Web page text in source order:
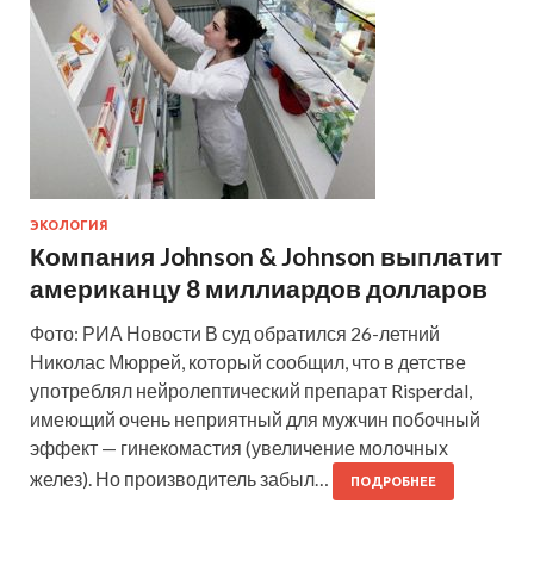
ЭКОЛОГИЯ
Компания Johnson & Johnson выплатит
американцу 8 миллиардов долларов
Фото: РИА Новости В суд обратился 26-летний
Николас Мюррей, который сообщил, что в детстве
употреблял нейролептический препарат Risperdal,
имеющий очень неприятный для мужчин побочный
эффект — гинекомастия (увеличение молочных
желез). Но производитель забыл…
ПОДРОБНЕЕ